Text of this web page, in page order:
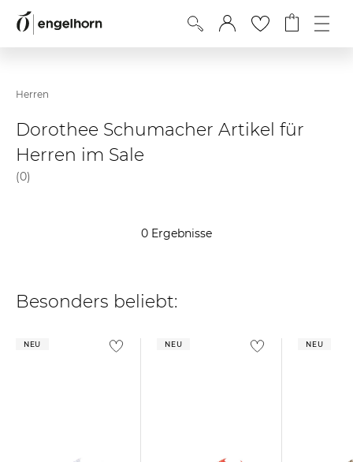
Herren
Dorothee Schumacher Artikel für
Herren im Sale
(0)
0 Ergebnisse
Besonders beliebt:
NEU NEU NEU